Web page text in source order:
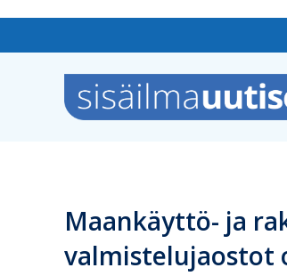
sisältöön
Maankäyttö- ja
valmistelujaostot